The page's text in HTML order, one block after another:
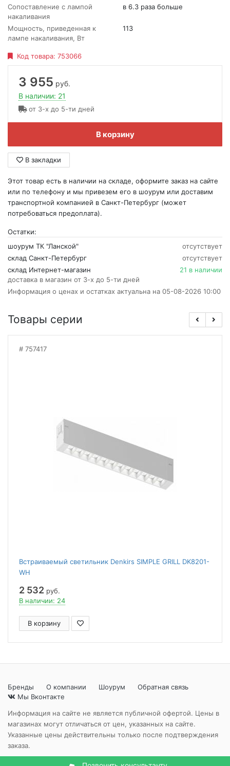
Сопоставление с лампой
накаливания
в 6.3 раза больше
Мощность, приведенная к
лампе накаливания, Вт
113
Код товара: 753066
3 955 руб.
В наличии: 21
от 3-х до 5-ти дней
В корзину
В закладки
Этот товар есть в наличии на складе, оформите заказ на сайте
или по телефону и мы привезем его в шоурум или доставим
транспортной компанией в Санкт-Петербург (может
потребоваться предоплата).
Остатки:
шоурум ТК "Ланской"
отсутствует
склад Санкт-Петербург
отсутствует
склад Интернет-магазин
21 в наличии
доставка в магазин от 3-х до 5-ти дней
Информация о ценах и остатках актуальна на 05-08-2026 10:00
Товары серии
757417
Встраиваемый светильник Denkirs SIMPLE GRILL DK8201-
WH
2 532 руб.
В наличии: 24
В корзину
Бренды О компании Шоурум
Обратная связь
Мы Вконтакте
Информация на сайте не является публичной офертой. Цены в
магазинах могут отличаться от цен, указанных на сайте.
Указанные цены действительны только после подтверждения
заказа.